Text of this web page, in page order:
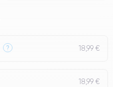
? 18,99 €
18,99 €